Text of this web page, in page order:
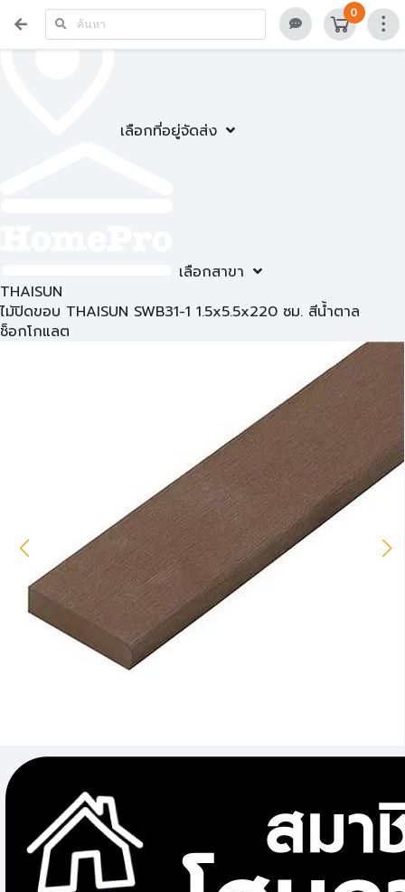
เลือกที่อยู่จัดส่ง
เลือกสาขา
0
THAISUN
ไม้ปิดขอบ THAISUN SWB31-1 1.5x5.5x220 ซม. สีน้ำตาล
ช็อกโกแลต